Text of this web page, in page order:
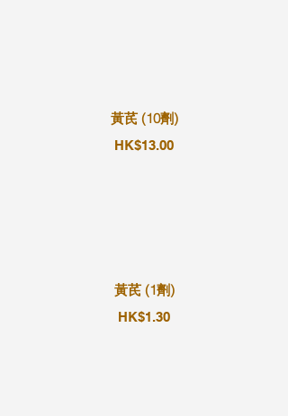
黃芪 (10劑)
HK$13.00
黃芪 (1劑)
HK$1.30